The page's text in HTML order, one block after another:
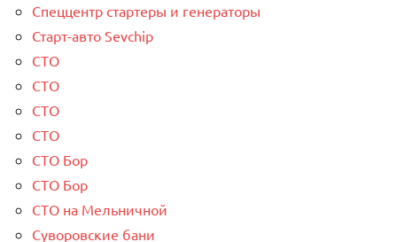
Спеццентр стартеры и генераторы
Старт-авто Sevchip
СТО
СТО
СТО
СТО
СТО Бор
СТО Бор
СТО на Мельничной
Суворовские бани